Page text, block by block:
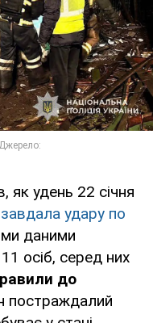
як удень 22 січня
завдала удару по
даними
осіб, серед них
до
постраждалий